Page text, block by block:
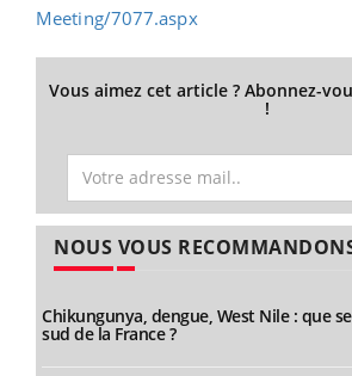
Meeting/7077.aspx
Vous aimez cet article ? Abonnez-
!
NOUS VOUS
Chikungunya, dengue, West Nile : que
sud de la France ?